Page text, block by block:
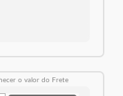
o valor do Frete